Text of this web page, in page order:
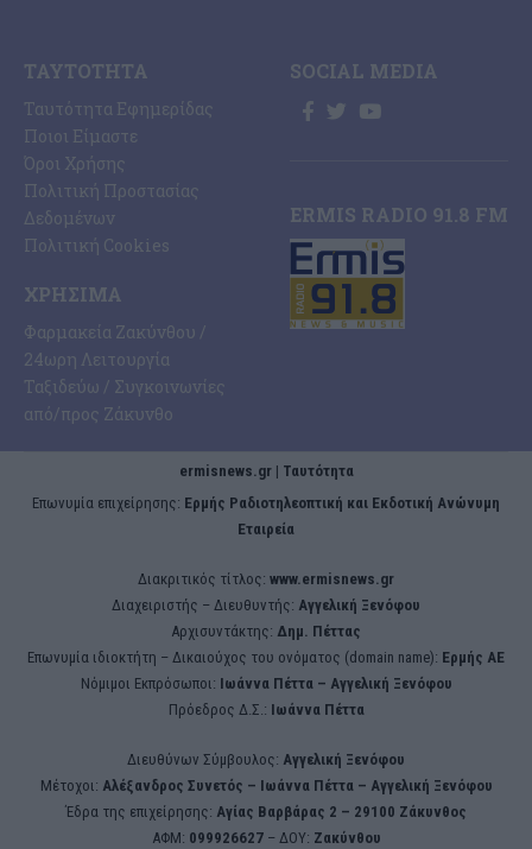
ΤΑΥΤΌΤΗΤΑ
Ταυτότητα Εφημερίδας
Ποιοι Είμαστε
Όροι Χρήσης
Πολιτική Προστασίας
Δεδομένων
Πολιτική Cookies
ΧΡΉΣΙΜΑ
Φαρμακεία Ζακύνθου /
24ωρη Λειτουργία
Ταξιδεύω / Συγκοινωνίες
από/προς Ζάκυνθο
SOCIAL MEDIA
ERMIS RADIO 91.8 FM
ermisnews.gr | Ταυτότητα
Eπωνυμία επιχείρησης: Ερμής Ραδιοτηλεοπτική και Εκδοτική Ανώνυμη
Εταιρεία
Διακριτικός τίτλος: www.ermisnews.gr
Διαχειριστής – Διευθυντής: Αγγελική Ξενόφου
Αρχισυντάκτης: Δημ. Πέττας
Επωνυμία ιδιοκτήτη – Δικαιούχος του ονόματος (domain name): Ερμής ΑΕ
Νόμιμοι Εκπρόσωποι: Iωάννα Πέττα – Αγγελική Ξενόφου
Πρόεδρος Δ.Σ.: Iωάννα Πέττα
Διευθύνων Σύμβουλος: Αγγελική Ξενόφου
Μέτοχοι: Αλέξανδρος Συνετός – Iωάννα Πέττα – Αγγελική Ξενόφου
Έδρα της επιχείρησης: Aγίας Βαρβάρας 2 – 29100 Ζάκυνθος
ΑΦΜ: 099926627– ΔΟΥ: Ζακύνθου